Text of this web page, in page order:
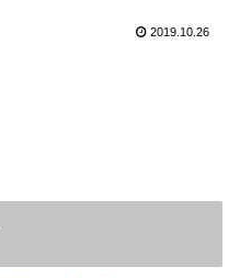
2019.10.26